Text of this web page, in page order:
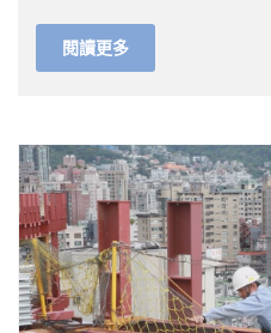
閱讀更多